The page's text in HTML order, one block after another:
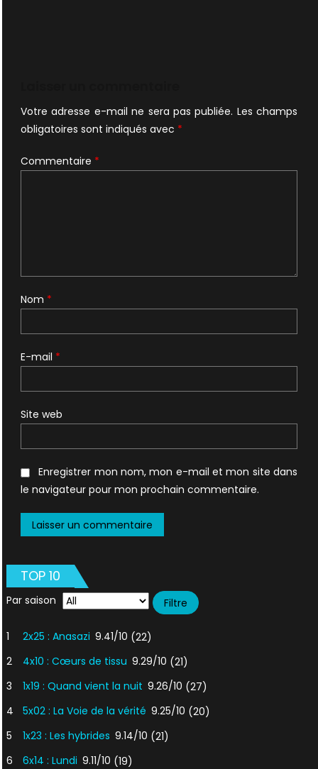
Votre adresse e-mail ne sera pas publiée. Les champs
obligatoires sont indiqués avec *
Commentaire *
Nom *
E-mail *
Site web
Enregistrer mon nom, mon e-mail et mon site dans
le navigateur pour mon prochain commentaire.
TOP 10
Par saison
1 2x25 : Anasazi 9.41/10 (22)
2
4x10 : Cœurs de tissu 9.29/10 (21)
3
1x19 : Quand vient la nuit 9.26/10 (27)
4
5x02 : La Voie de la vérité 9.25/10 (20)
5
1x23 : Les hybrides 9.14/10 (21)
6
6x14 : Lundi 9.11/10 (19)